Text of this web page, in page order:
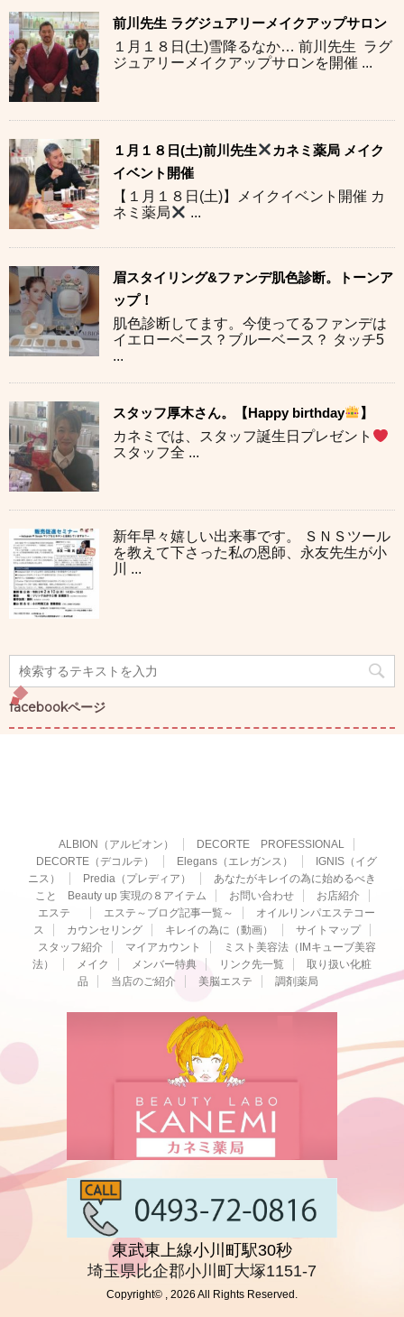
前川先生 ラグジュアリーメイクアップサロン
１月１８日(土)雪降るなか… 前川先生 ラグ
ジュアリーメイクアップサロンを開催 ...
１月１８日(土)前川先生
カネミ薬局 メイク
イベント開催
【１月１８日(土)】メイクイベント開催 カ
ネミ薬局
...
眉スタイリング&ファンデ肌色診断。トーンア
ップ！
肌色診断してます。今使ってるファンデは
イエローベース？ブルーベース？ タッチ5
...
スタッフ厚木さん。【Happy birthday
】
カネミでは、スタッフ誕生日プレゼント
スタッフ全 ...
新年早々嬉しい出来事です。 ＳＮＳツール
を教えて下さった私の恩師、永友先生が小
川 ...
facebookページ
ALBION（アルビオン）
DECORTE PROFESSIONAL
DECORTE（デコルテ）
Elegans（エレガンス）
IGNIS（イグ
ニス）
Predia（プレディア）
あなたがキレイの為に始めるべき
こと Beauty up 実現の８アイテム
お問い合わせ
お店紹介
エステ
エステ～ブログ記事一覧～
オイルリンパエステコー
ス
カウンセリング キレイの為に（動画）
サイトマップ
スタッフ紹介
マイアカウント
ミスト美容法（IMキューブ美容
法）
メイク メンバー特典 リンク先一覧
取り扱い化粧
品
当店のご紹介 美脳エステ 調剤薬局
東武東上線小川町駅30秒
埼玉県比企郡小川町大塚1151-7
Copyright© , 2026 All Rights Reserved.